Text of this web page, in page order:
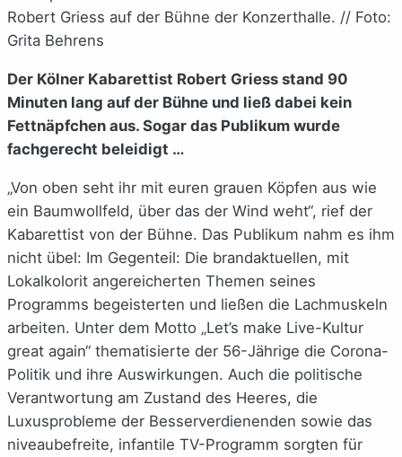
Robert Griess auf der Bühne der Konzerthalle. // Foto:
Grita Behrens
Der Kölner Kabarettist Robert Griess stand 90
Minuten lang auf der Bühne und ließ dabei kein
Fettnäpfchen aus. Sogar das Publikum wurde
fachgerecht beleidigt …
„Von oben seht ihr mit euren grauen Köpfen aus wie
ein Baumwollfeld, über das der Wind weht“, rief der
Kabarettist von der Bühne. Das Publikum nahm es ihm
nicht übel: Im Gegenteil: Die brandaktuellen, mit
Lokalkolorit angereicherten Themen seines
Programms begeisterten und ließen die Lachmuskeln
arbeiten. Unter dem Motto „Let’s make Live-Kultur
great again“ thematisierte der 56-Jährige die Corona-
Politik und ihre Auswirkungen. Auch die politische
Verantwortung am Zustand des Heeres, die
Luxusprobleme der Besserverdienenden sowie das
niveaubefreite, infantile TV-Programm sorgten für